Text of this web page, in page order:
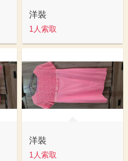
洋裝
1人索取
洋裝
1人索取